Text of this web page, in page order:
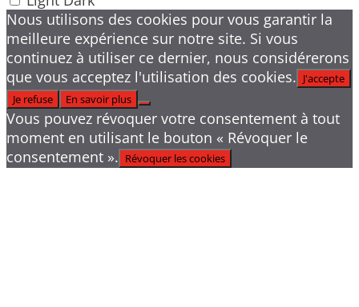
Nous utilisons des cookies pour vous garantir la
meilleure expérience sur notre site. Si vous
continuez à utiliser ce dernier, nous considérerons
que vous acceptez l'utilisation des cookies. J'accepte
Je refuse
En savoir plus
Vous pouvez révoquer votre consentement à tout
moment en utilisant le bouton « Révoquer le
consentement ». Révoquer les cookies